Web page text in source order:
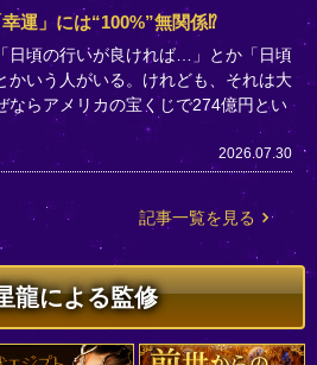
幸運」には“100%”無関係⁉
日頃の行いが良ければ…」とか「日頃
いう人がいる。けれども、それは大
ならアメリカの宝くじで274億円とい
2026.07.30
記事一覧を見る
龍による監修